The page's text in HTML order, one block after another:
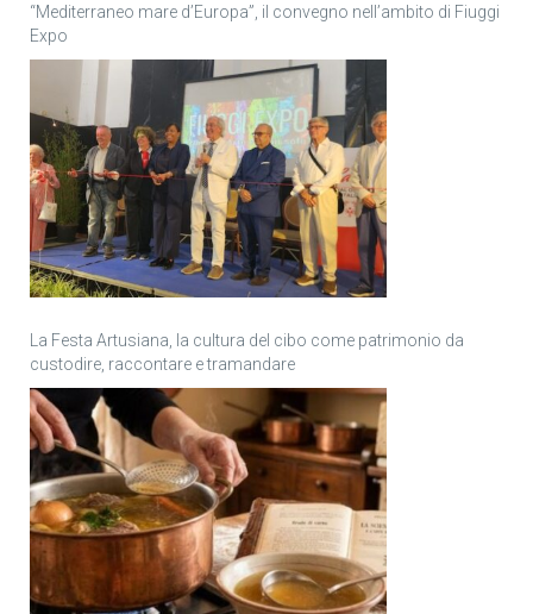
“Mediterraneo mare d’Europa”, il convegno nell’ambito di Fiuggi
Expo
La Festa Artusiana, la cultura del cibo come patrimonio da
custodire, raccontare e tramandare